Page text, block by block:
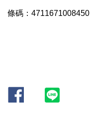
條碼：4711671008450